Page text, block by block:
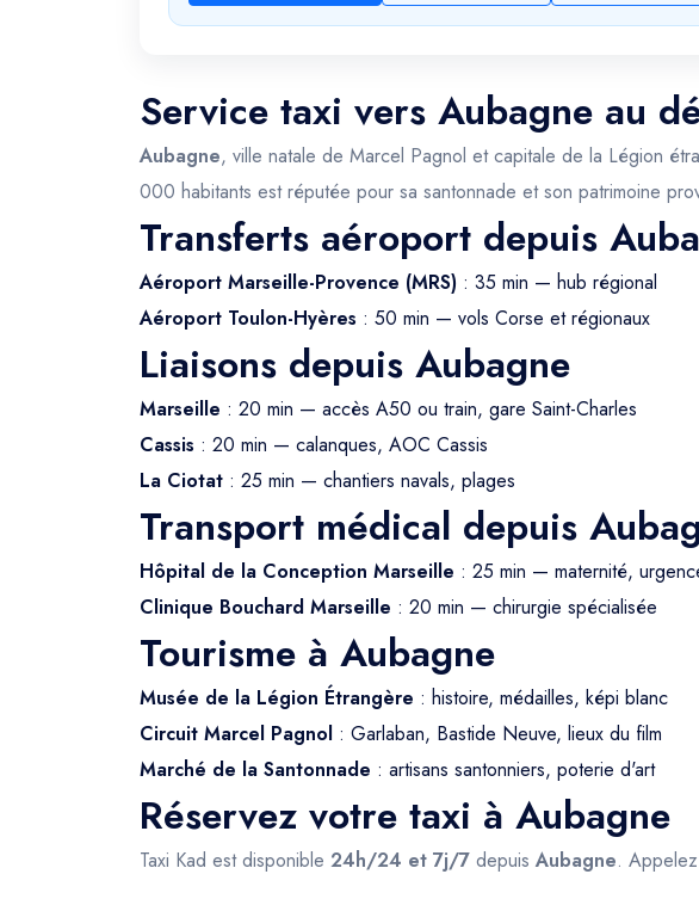
Service taxi vers Aubagne au
Aubagne, ville natale de Marcel Pagnol et capitale de la Légion
000 habitants est réputée pour sa santonnade et son patrimoine
Transferts aéroport depuis
Aéroport Marseille-Provence (MRS) : 35 min — hub régional
Aéroport Toulon-Hyères : 50 min — vols Corse et régionaux
Liaisons depuis Aubagne
Marseille : 20 min — accès A50 ou train, gare Saint-Charles
Cassis : 20 min — calanques, AOC Cassis
La Ciotat : 25 min — chantiers navals, plages
Transport médical depuis
Hôpital de la Conception Marseille : 25 min — maternité,
Clinique Bouchard Marseille : 20 min — chirurgie spécialisée
Tourisme à Aubagne
Musée de la Légion Étrangère : histoire, médailles, képi blanc
Circuit Marcel Pagnol : Garlaban, Bastide Neuve, lieux du film
Marché de la Santonnade : artisans santonniers, poterie d'art
Réservez votre taxi à Aubagne
Taxi Kad est disponible 24h/24 et 7j/7 depuis Aubagne.